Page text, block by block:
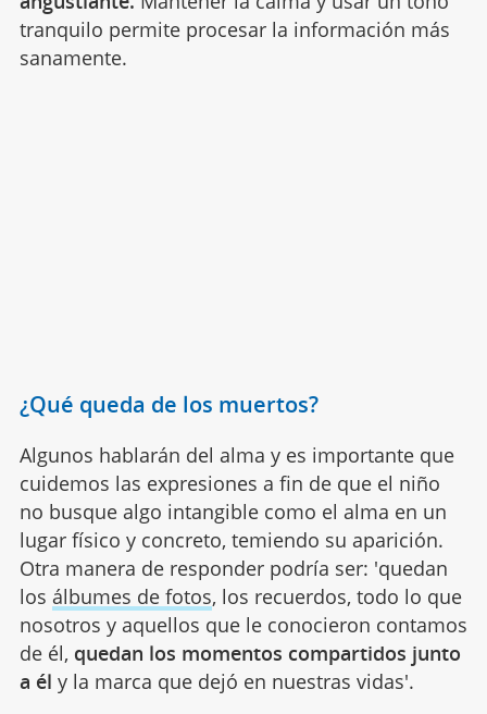
tranquilo permite procesar la información más
sanamente.
¿Qué queda de los muertos?
Algunos hablarán del alma y es importante que
cuidemos las expresiones a fin de que el niño
no busque algo intangible como el alma en un
lugar físico y concreto, temiendo su aparición.
Otra manera de responder podría ser: 'quedan
los álbumes de fotos, los recuerdos, todo lo que
nosotros y aquellos que le conocieron contamos
de él, quedan los momentos compartidos junto
a él y la marca que dejó en nuestras vidas'.